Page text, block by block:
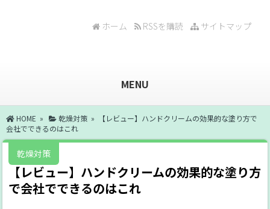
サイトマップ
RSSを購読
ホーム
MENU
HOME » 乾燥対策 » 【レビュー】ハンドクリームの効果的な塗り方で
会社でできるのはこれ
乾燥対策
【レビュー】ハンドクリームの効果的な塗り方
で会社でできるのはこれ